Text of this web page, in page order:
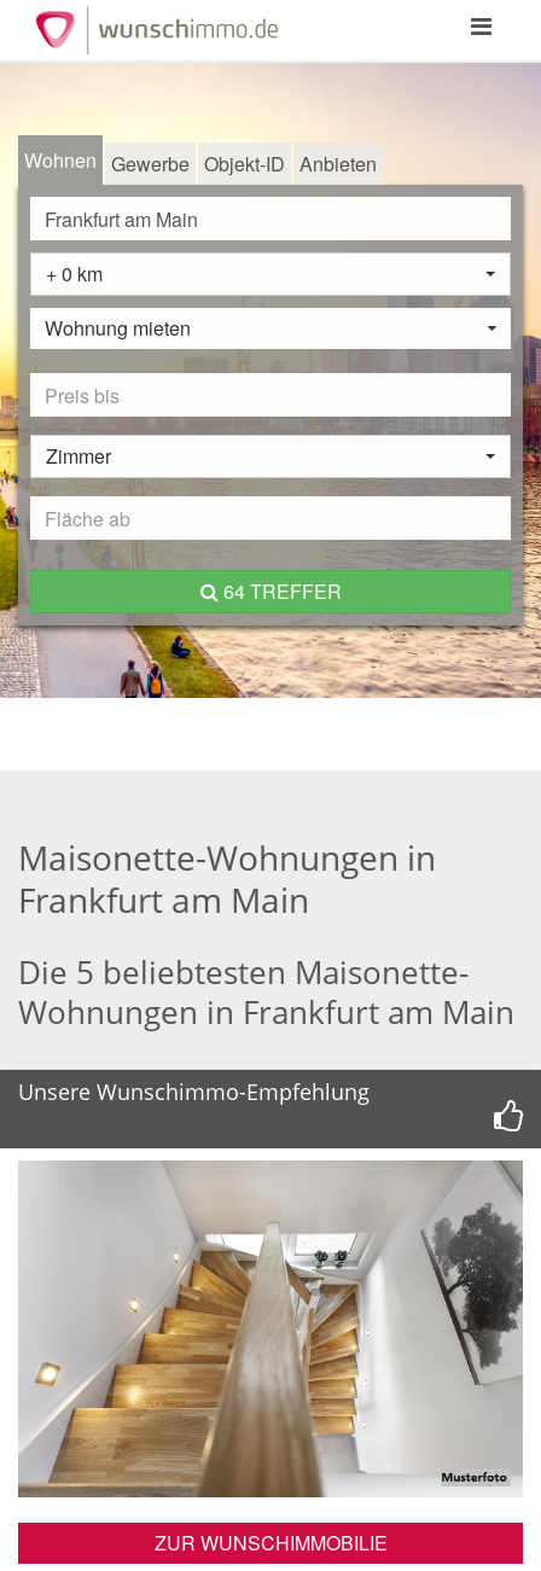
Toggle
Wohnen Gewerbe Objekt-ID Anbieten
+ 0 km
Wohnung mieten
Zimmer
64 TREFFER
Maisonette-Wohnungen in
Frankfurt am Main
Die 5 beliebtesten Maisonette-
Wohnungen in Frankfurt am Main
Unsere Wunschimmo-Empfehlung
ZUR WUNSCHIMMOBILIE